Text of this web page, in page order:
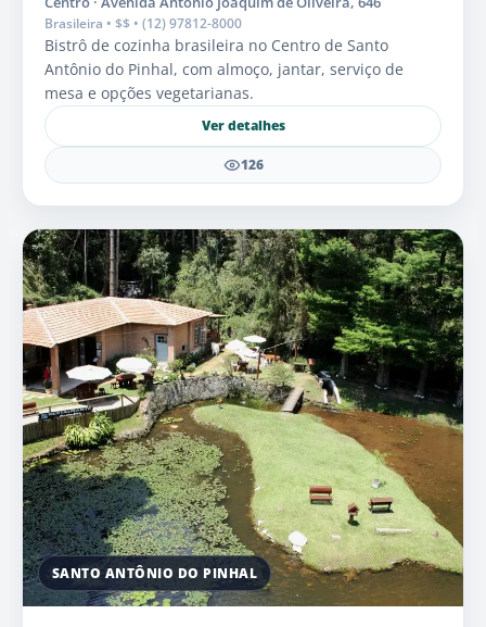
Brasileira • $$ • (12) 97812-8000
Bistrô de cozinha brasileira no Centro de Santo
Antônio do Pinhal, com almoço, jantar, serviço de
mesa e opções vegetarianas.
Ver detalhes
126
SANTO ANTÔNIO DO PINHAL